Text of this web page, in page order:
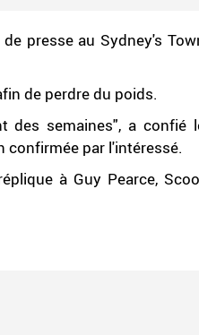
presse au Sydney's
de perdre du poids.
des semaines", a confié
confirmée par l'intéressé.
à Guy Pearce,